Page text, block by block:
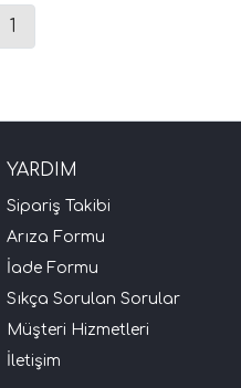
1
YARDIM
Sipariş Takibi
Arıza Formu
İade Formu
Sıkça Sorulan Sorular
Müşteri Hizmetleri
İletişim